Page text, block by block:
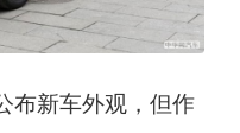
布新车外观，但作